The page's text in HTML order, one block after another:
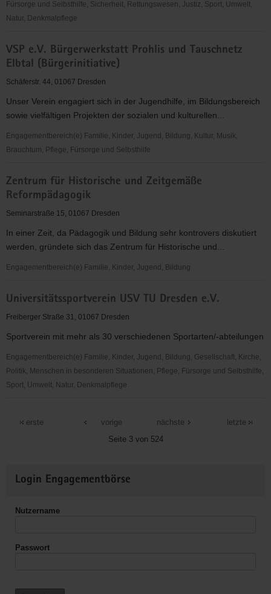
Fürsorge und Selbsthilfe, Sicherheit, Rettungswesen, Justiz, Sport, Umwelt,
Natur, Denkmalpflege
Historischer
Neumarkt
Dresden
V.
VSP e.V. Bürgerwerkstatt Prohlis und Tauschnetz
Elbtal (Bürgerinitiative)
Schäferstr. 44, 01067 Dresden
Unser Verein engagiert sich in der Jugendhilfe, im Bildungsbereich
sowie vielfältigen Projekten der sozialen und kulturellen...
Engagementbereich(e) Familie, Kinder, Jugend, Bildung, Kultur, Musik,
Brauchtum, Pflege, Fürsorge und Selbsthilfe
e.V.
Bürgerwerkstatt
Prohlis
Tauschnetz
Elbtal
(Bürgerinitiative)
Zentrum für Historische und Zeitgemäße
Reformpädagogik
Seminarstraße 15, 01067 Dresden
In einer Zeit, da Pädagogik und Bildung sehr kontrovers diskutiert
werden, gründete sich das Zentrum für Historische und...
Engagementbereich(e) Familie, Kinder, Jugend, Bildung
für
Historische
Zeitgemäße
Reformpädagogik
Universitätssportverein USV TU Dresden e.V.
Freiberger Straße 31, 01067 Dresden
Sportverein mit mehr als 30 verschiedenen Sportarten/-abteilungen
Engagementbereich(e) Familie, Kinder, Jugend, Bildung, Gesellschaft, Kirche,
Politik, Menschen in besonderen Situationen, Pflege, Fürsorge und Selbsthilfe,
Sport, Umwelt, Natur, Denkmalpflege
erste
vorige
Seite 3 von 524
nächste letzte
Informationen
Login Engagementbörse
Nutzername
Passwort